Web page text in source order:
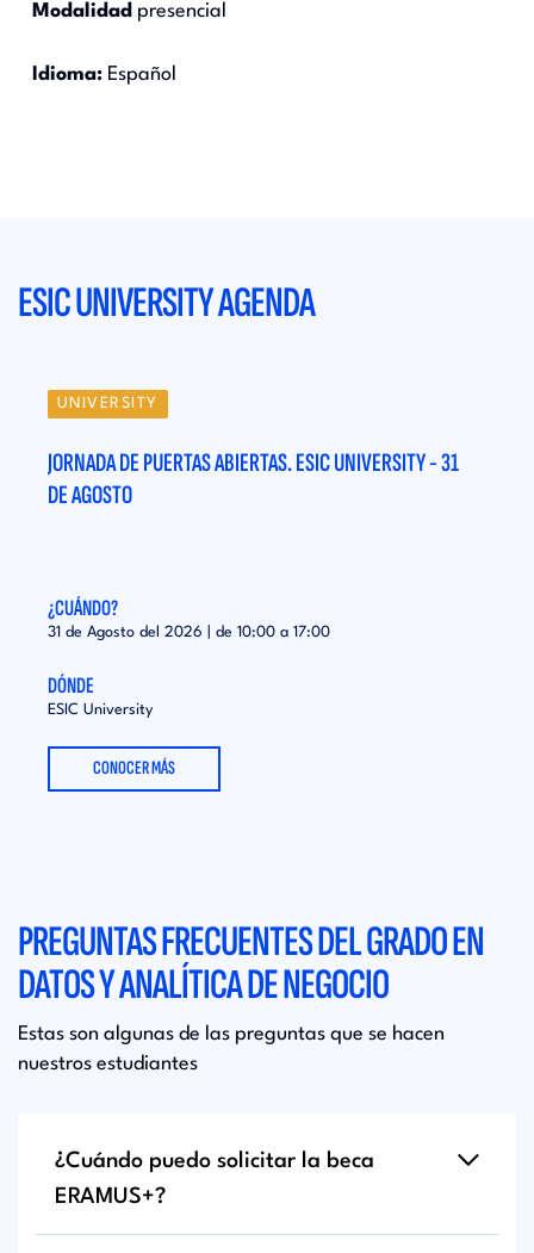
Modalidad presencial
Idioma: Español
ESIC UNIVERSITY AGENDA
UNIVERSITY
JORNADA DE PUERTAS ABIERTAS. ESIC UNIVERSITY - 31
DE AGOSTO
¿CUÁNDO?
31 de Agosto del 2026 | de 10:00a 17:00
DÓNDE
ESIC University
CONOCER MÁS
PREGUNTAS FRECUENTES DEL GRADO EN
DATOS Y ANALÍTICA DE NEGOCIO
Estas son algunas de las preguntas que se hacen
nuestros estudiantes
¿Cuándo puedo solicitar la beca
ERAMUS+?